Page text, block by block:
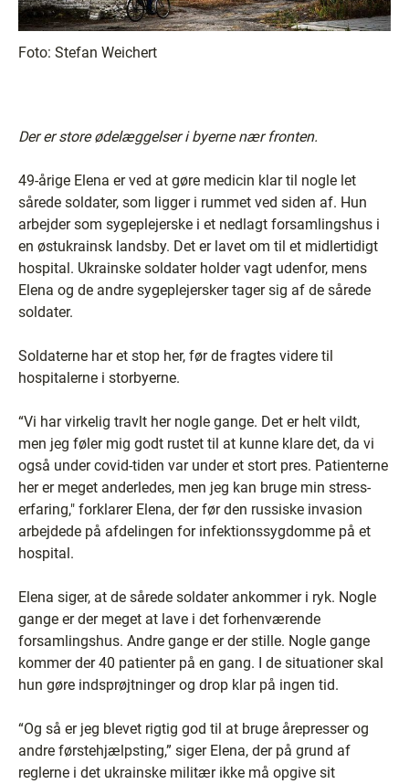
Foto: Stefan Weichert
Der er store ødelæggelser i byerne nær fronten.
49-årige Elena er ved at gøre medicin klar til nogle let
sårede soldater, som ligger i rummet ved siden af. Hun
arbejder som sygeplejerske i et nedlagt forsamlingshus i
en østukrainsk landsby. Det er lavet om til et midlertidigt
hospital. Ukrainske soldater holder vagt udenfor, mens
Elena og de andre sygeplejersker tager sig af de sårede
soldater.
Soldaterne har et stop her, før de fragtes videre til
hospitalerne i storbyerne.
“Vi har virkelig travlt her nogle gange. Det er helt vildt,
men jeg føler mig godt rustet til at kunne klare det, da vi
også under covid-tiden var under et stort pres. Patienterne
her er meget anderledes, men jeg kan bruge min stress-
erfaring," forklarer Elena, der før den russiske invasion
arbejdede på afdelingen for infektionssygdomme på et
hospital.
Elena siger, at de sårede soldater ankommer i ryk. Nogle
gange er der meget at lave i det forhenværende
forsamlingshus. Andre gange er der stille. Nogle gange
kommer der 40 patienter på en gang. I de situationer skal
hun gøre indsprøjtninger og drop klar på ingen tid.
“Og så er jeg blevet rigtig god til at bruge årepresser og
andre førstehjælpsting,” siger Elena, der på grund af
reglerne i det ukrainske militær ikke må opgive sit